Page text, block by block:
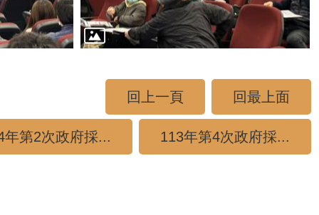
回上一頁 回最上面
年第2次政府採... 113年第4次政府採...